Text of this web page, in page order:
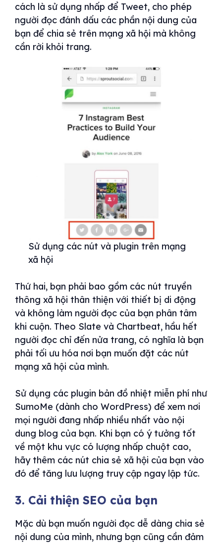
cách là sử dụng nhấp để Tweet, cho phép
người đọc đánh dấu các phần nội dung của
bạn để chia sẻ trên mạng xã hội mà không
cần rời khỏi trang.
Sử dụng các nút và plugin trên mạng
xã hội
Thứ hai, bạn phải bao gồm các nút truyền
thông xã hội thân thiện với thiết bị di động
và không làm người đọc của bạn phân tâm
khi cuộn. Theo Slate và Chartbeat, hầu hết
người đọc chỉ đến nửa trang, có nghĩa là bạn
phải tối ưu hóa nơi bạn muốn đặt các nút
mạng xã hội của mình.
Sử dụng các plugin bản đồ nhiệt miễn phí như
SumoMe (dành cho WordPress) để xem nơi
mọi người đang nhấp nhiều nhất vào nội
dung blog của bạn. Khi bạn có ý tưởng tốt
về một khu vực có lượng nhấp chuột cao,
hãy thêm các nút chia sẻ xã hội của bạn vào
đó để tăng lưu lượng truy cập ngay lập tức.
3. Cải thiện SEO của bạn
Mặc dù bạn muốn người đọc dễ dàng chia sẻ
nội dung của mình, nhưng bạn cũng cần đảm